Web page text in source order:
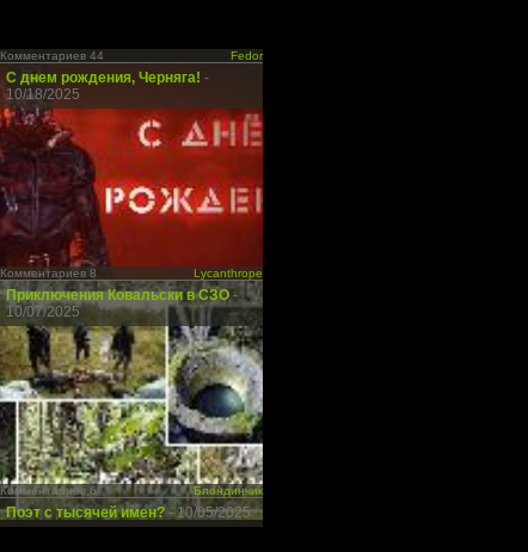
Комментариев 44 Fedor
С днем рождения, Черняга! -
10/18/2025
Комментариев 8 Lycanthrope
Приключения Ковальски в СЗО-
10/07/2025
Комментариев 6 Блондинчик
Поэт с тысячей имен? - 10/05/2025